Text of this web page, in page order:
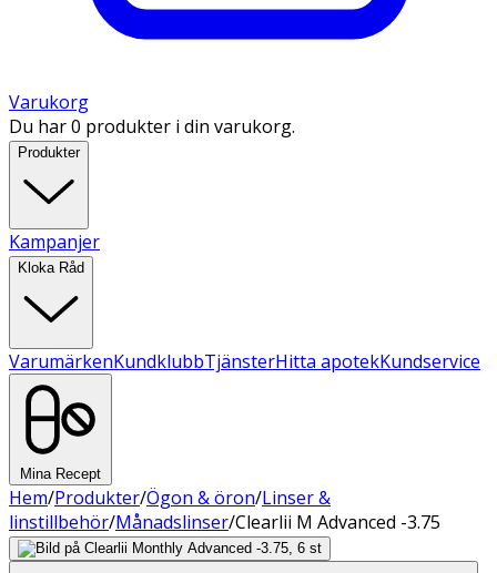
Varukorg
Du har 0 produkter i din varukorg.
Produkter
Kampanjer
Kloka Råd
VarumärkenKundklubbTjänsterHitta apotekKundservice
Mina Recept
Hem/Produkter/Ögon & öron/Linser &
linstillbehör/Månadslinser/Clearlii M Advanced -3.75